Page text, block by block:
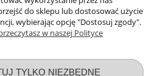
zaprojektowane z myślą o
kształt, który dopasowuje się
maksymalny komfort.
do sklepu lub dostosować użycie
wybierając opcję "Dostosuj zgody".
w naszej Polityce
TYLKO NIEZBĘDNE